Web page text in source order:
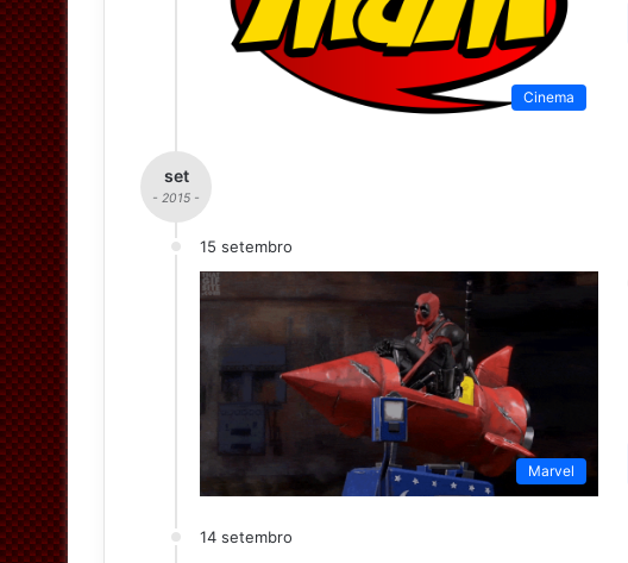
Cinema
set
- 2015 -
15 setembro
Marvel
14 setembro